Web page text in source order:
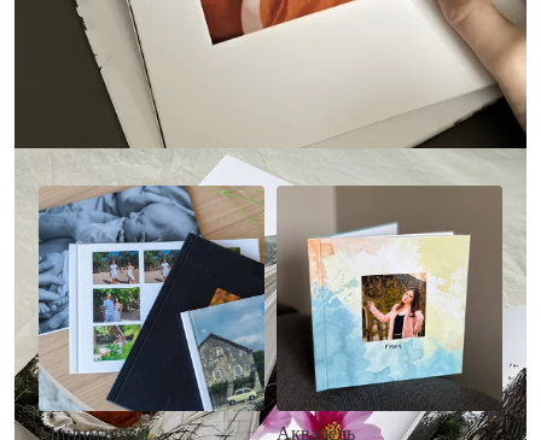
Другие стили фотокниг
Минимализм Акварель